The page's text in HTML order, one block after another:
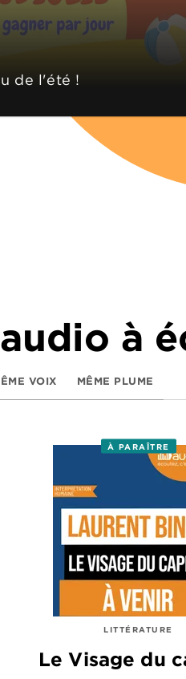
de l'été !
à
VOIX MÊME PLUME
À PARAÎTRE
LITTÉRATURE
Le Visage du